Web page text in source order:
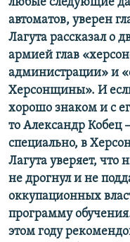
любые следующие
автоматов, уверен
Лагута рассказал о
армией глав
администрации» и
Херсонщины». И
хорошо знаком и с
то Александр Кобец
специально, в
Лагута уверяет,
не дрогнул и не
оккупационных
программу
этом году